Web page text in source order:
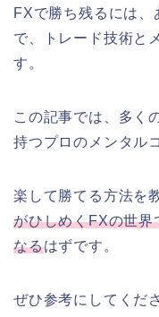
FXで勝ち残るには、
で、トレード技術と
す。
この記事では、多く
持つプロのメンタル
楽して勝てる方法を
がひしめくFXの世界
なるはずです。
ぜひ参考にしてくだ